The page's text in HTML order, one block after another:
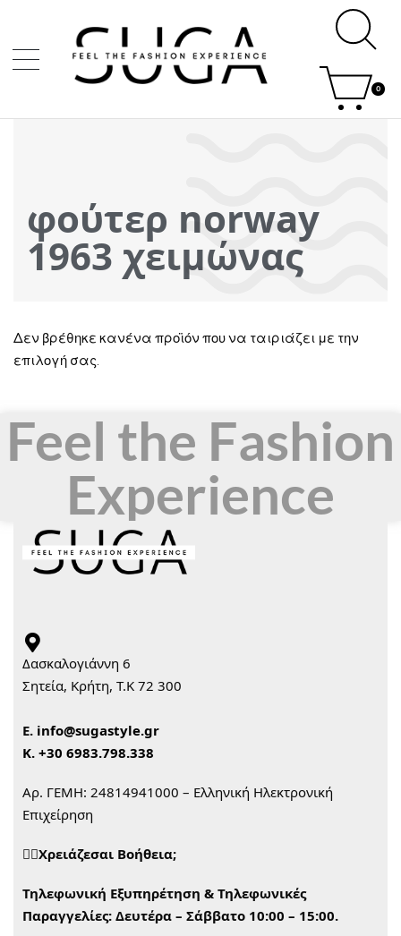
0
φούτερ norway
1963 χειμώνας
Δεν βρέθηκε κανένα προϊόν που να ταιριάζει με την
επιλογή σας.
Feel the Fashion
Experience
Δασκαλογιάννη 6
Σητεία, Κρήτη, Τ.Κ 72 300
Ε. info@sugastyle.gr
Κ. +30 6983.798.338
Αρ. ΓΕΜΗ: 24814941000 – Ελληνική Ηλεκτρονική
Επιχείρηση
🙋‍♀️Χρειάζεσαι Βοήθεια;
Τηλεφωνική Εξυπηρέτηση & Τηλεφωνικές
Παραγγελίες: Δευτέρα – Σάββατο 10:00 – 15:00.